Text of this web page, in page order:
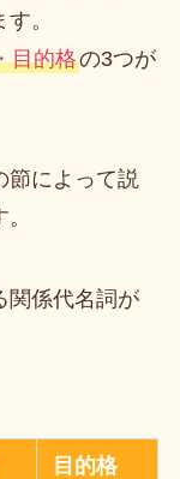
。
目的格の3つが
節によって説
関係代名詞が
目的格